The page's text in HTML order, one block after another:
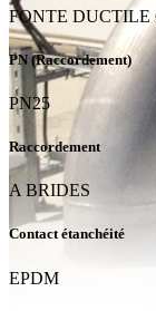
FONTE DUCTILE
PN (Raccordement)
PN25
Raccordement
A BRIDES
Contact étanchéité
EPDM